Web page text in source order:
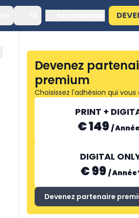
Devenez
premium
Choisissez l'adhésion qui
PRINT +
€ 149 /Année
DIGITAL
€ 99 /Année
Devenez partenaire